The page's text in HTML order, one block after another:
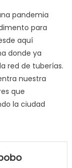
pandemia
para
aquí
donde ya
red de tuberías.
nuestra
que
la ciudad